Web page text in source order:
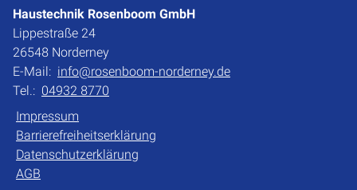
Haustechnik Rosenboom GmbH
Lippestraße 24
26548 Norderney
E-Mail: info@rosenboom-norderney.de
Tel.: 04932 8770
Impressum
Barrierefreiheitserklärung
Datenschutzerklärung
AGB